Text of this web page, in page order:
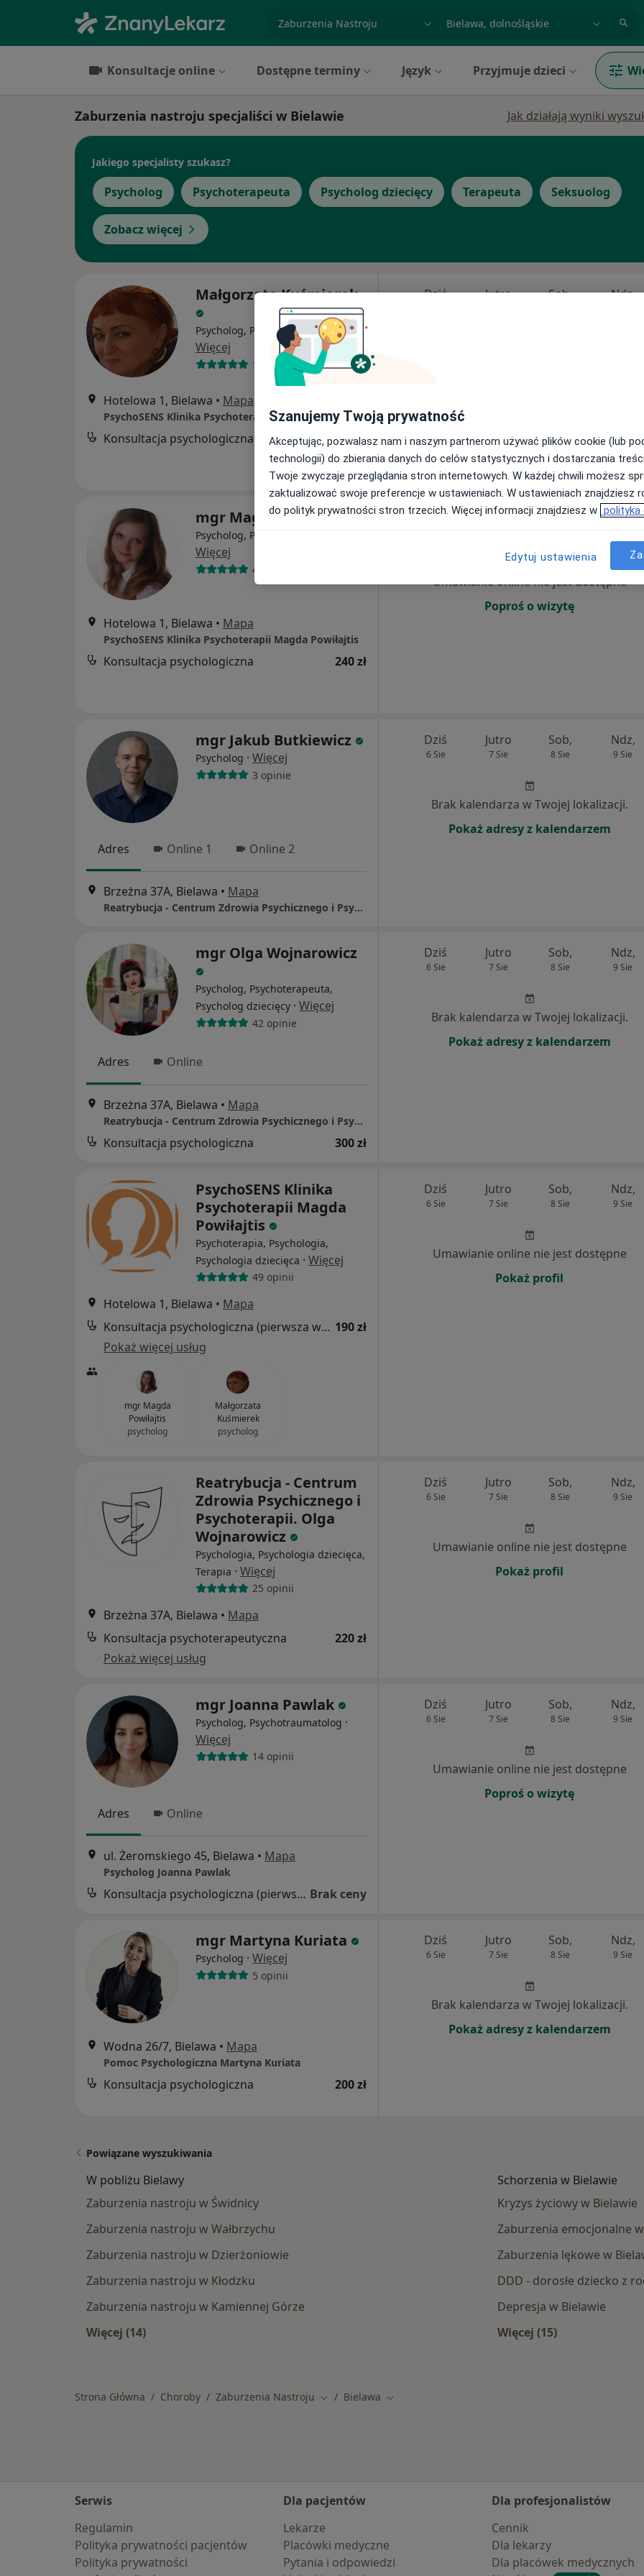
miasto lub dzielnica
Konsultacje online Dostępne terminy Język Przyjmuje dzieci
Zaburzenia nastroju specjaliści w Bielawie Jak działają wyniki
Jakiego specjalisty szukasz?
Psycholog Psychoterapeuta Psycholog dziecięcy Terapeuta Seksuolog
Zobacz więcej
Małgorzata Kuśmierek
Psycholog, Psychoterapeuta ·
Więcej
15 opinii
Hotelowa 1, Bielawa • Mapa
PsychoSENS Klinika Psychoterapii Magda Powiłajtis
Konsultacja psychologiczna 240 zł
Dziś Jutro Sob, Ndz,
mgr Magda Powiłajtis
Psycholog, Psychoterapeuta
Więcej
43 opinie
Hotelowa 1, Bielawa • Mapa
PsychoSENS Klinika Psychoterapii Magda Powiłajtis
Konsultacja psychologiczna 240 zł
Dziś Jutro Sob, Ndz,
Umawianie online nie jest dostępne
Poproś o wizytę
mgr Jakub Butkiewicz
Psycholog · Więcej
3 opinie
Adres Online 1 Online 2
Brzeżna 37A, Bielawa • Mapa
Reatrybucja - Centrum Zdrowia Psychicznego i Psychoterapii. Olga Wojnarowicz
Dziś
6 Sie
Jutro
7 Sie
Sob,
8 Sie
Ndz,
9 Sie
Brak kalendarza w Twojej lokalizacji.
Pokaż adresy z kalendarzem
mgr Olga Wojnarowicz
Psycholog, Psychoterapeuta,
Psycholog dziecięcy · Więcej
42 opinie
Adres Online
Brzeżna 37A, Bielawa • Mapa
Reatrybucja - Centrum Zdrowia Psychicznego i Psychoterapii. Olga Wojnarowicz
Konsultacja psychologiczna 300 zł
Dziś
6 Sie
Jutro
7 Sie
Sob,
8 Sie
Ndz,
9 Sie
Brak kalendarza w Twojej lokalizacji.
Pokaż adresy z kalendarzem
PsychoSENS Klinika
Psychoterapii Magda
Powiłajtis
Psychoterapia, Psychologia,
Psychologia dziecięca · Więcej
49 opinii
Hotelowa 1, Bielawa • Mapa
Konsultacja psychologiczna (pierwsza wizyta) 190 zł
Pokaż więcej usług
mgr Magda
Powiłajtis
psycholog
Małgorzata
Kuśmierek
psycholog
Dziś
6 Sie
Jutro
7 Sie
Sob,
8 Sie
Ndz,
9 Sie
Umawianie online nie jest dostępne
Pokaż profil
Reatrybucja - Centrum
Zdrowia Psychicznego i
Psychoterapii. Olga
Wojnarowicz
Psychologia, Psychologia dziecięca,
Terapia · Więcej
25 opinii
Brzeżna 37A, Bielawa • Mapa
Konsultacja psychoterapeutyczna
220 zł
Pokaż więcej usług
Dziś
6 Sie
Jutro
7 Sie
Sob,
8 Sie
Ndz,
9 Sie
Umawianie online nie jest dostępne
Pokaż profil
mgr Joanna Pawlak
Psycholog, Psychotraumatolog ·
Więcej
14 opinii
Adres Online
ul. Żeromskiego 45, Bielawa • Mapa
Psycholog Joanna Pawlak
Konsultacja psychologiczna (pierwsza wizyta) Brak ceny
Dziś
6 Sie
Jutro
7 Sie
Sob,
8 Sie
Ndz,
9 Sie
Umawianie online nie jest dostępne
Poproś o wizytę
mgr Martyna Kuriata
Psycholog · Więcej
5 opinii
Wodna 26/7, Bielawa • Mapa
Pomoc Psychologiczna Martyna Kuriata
Konsultacja psychologiczna 200 zł
Dziś
6 Sie
Jutro
7 Sie
Sob,
8 Sie
Ndz,
9 Sie
Brak kalendarza w Twojej lokalizacji.
Pokaż adresy z kalendarzem
Powiązane wyszukiwania
W pobliżu Bielawy
Zaburzenia nastroju w Świdnicy
Zaburzenia nastroju w Wałbrzychu
Zaburzenia nastroju w Dzierżoniowie
Zaburzenia nastroju w Kłodzku
Zaburzenia nastroju w Kamiennej Górze
Więcej (14)
Schorzenia w Bielawie
Kryzys życiowy w Bielawie
Zaburzenia emocjonalne
Zaburzenia lękowe w
DDD - dorosłe dziecko z
Depresja w Bielawie
Więcej (15)
Strona Główna Choroby Zaburzenia Nastroju Zmień miasto
Bielawa Zmień miasto
Serwis
Regulamin
Polityka prywatności pacjentów
Polityka prywatności
Dla pacjentów
Lekarze
Placówki medyczne
Pytania i odpowiedzi
Dla profesjonalistów
Cennik
Dla lekarzy
Dla placówek medycznych
Szanujemy Twoją prywatność
Akceptując, pozwalasz nam i naszym partnerom używać plików cookie (lub
technologii) do zbierania danych do celów statystycznych i dostarczania
Twoje zwyczaje przeglądania stron internetowych. W każdej chwili możesz
zaktualizować swoje preferencje w ustawieniach. W ustawieniach znajdziesz
do polityk prywatności stron trzecich. Więcej informacji znajdziesz w polityka
Edytuj ustawienia